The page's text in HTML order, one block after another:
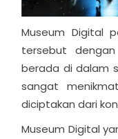
Museum Digital
tersebut
berada di dalam
sangat
diciptakan dari
Museum Digital